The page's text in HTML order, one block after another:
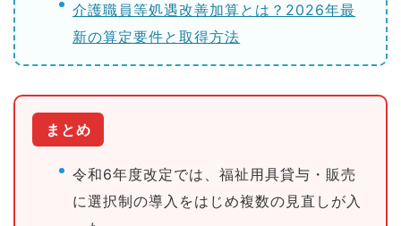
介護職員等処遇改善加算とは？2026年最
新の算定要件と取得方法
まとめ
令和6年度改定では、福祉用具貸与・販売
に選択制の導入をはじめ複数の見直しが入